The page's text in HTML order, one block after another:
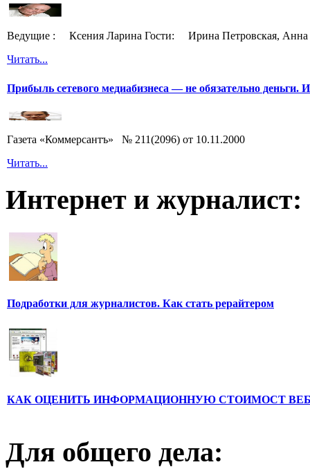
Ведущие : Ксения Ларина Гости: Ирина Петровская, Анна
Читать...
Прибыль сетевого медиабизнеса — не обязательно деньги.
Газета «Коммерсантъ» № 211(2096) от 10.11.2000
Читать...
Интернет и журналист:
Подработки для журналистов. Как стать рерайтером
КАК ОЦЕНИТЬ ИНФОРМАЦИОННУЮ СТОИМОСТ
Для общего дела: